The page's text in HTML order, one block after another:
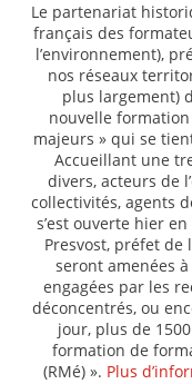
Le partenariat
français des
l’environnement),
nos réseaux
plus largement)
nouvelle
majeurs » qui se
Accueillant une
divers, acteurs de
collectivités, agents
s’est ouverte hier
Presvost, préfet de
seront amenées
engagées par les
déconcentrés, ou
jour, plus de
formation de
(RMé) ». Plus